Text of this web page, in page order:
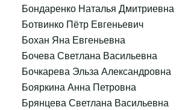
Бондаренко Наталья Дмитриевна
Ботвинко Пётр Евгеньевич
Бохан Яна Евгеньевна
Бочева Светлана Васильевна
Бочкарева Эльза Александровна
Бояркина Анна Петровна
Брянцева Светлана Васильевна